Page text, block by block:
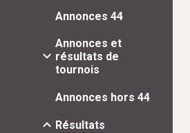
Annonces 44
Annonces et
résultats de
tournois
Annonces hors 44
Résultats